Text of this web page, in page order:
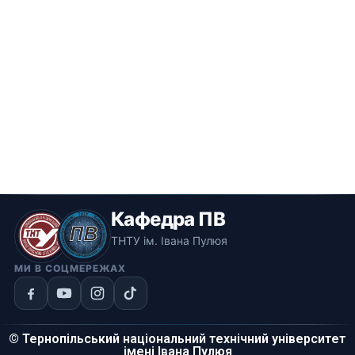
Кафедра ПВ
ТНТУ ім. Івана Пулюя
МИ В СОЦМЕРЕЖАХ
© Тернопільський національний технічний університет
імені Івана Пулюя